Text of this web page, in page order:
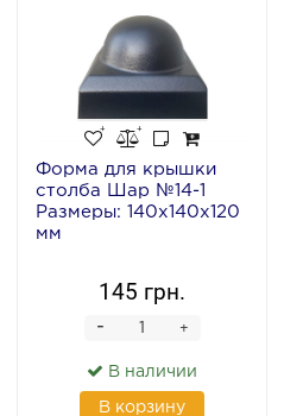
Форма для крышки
столба Шар №14-1
Размеры: 140х140х120
мм
145 грн.
+
-
В наличии
В корзину